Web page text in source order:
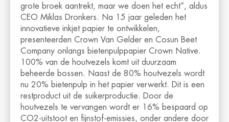
grote broek aantrekt, maar we doen het echt”, aldus
CEO Miklas Dronkers. Na 15 jaar geleden het
innovatieve inkjet papier te ontwikkelen,
presenteerden Crown Van Gelder en Cosun Beet
Company onlangs bietenpulppapier Crown Native.
100% van de houtvezels komt uit duurzaam
beheerde bossen. Naast de 80% houtvezels wordt
nu 20% bietenpulp in het papier verwerkt. Dit is een
restproduct uit de suikerproductie. Door de
houtvezels te vervangen wordt er 16% bespaard op
CO2-uitstoot en fijnstof-emissies, onder andere door